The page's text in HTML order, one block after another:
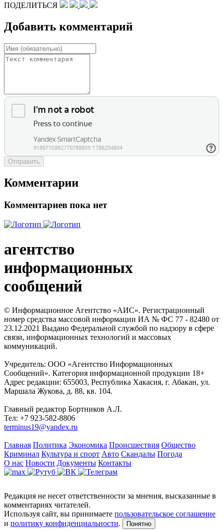
ПОДЕЛИТЬСЯ
Добавить комментарий
Отправить
Комментарии
Комментариев пока нет
агентство
информационных
сообщений
© Информационное Агентство «АИС». Регистрационный
номер средства массовой информации ИА № ФС 77 - 82480 от
23.12.2021 Выдано Федеральной службой по надзору в сфере
связи, информационных технологий и массовых
коммуникаций.
Учредитель: ООО «Агентство Информационных
Сообщений». Категория информационной продукции 18+
Адрес редакции: 655003, Республика Хакасия, г. Абакан, ул.
Маршала Жукова, д. 88, кв. 104.
Главный редактор Бортников А.Л.
Тел: +7 923-582-8806
terminus19@yandex.ru
Главная Политика Экономика Происшествия Общество
Криминал Культура и спорт Авто Скандалы Погода
О нас Новости Документы Контакты
Редакция не несет ответственности за мнения, высказанные в
комментариях читателей.
Используя сайт, вы принимаете пользовательское соглашение
и политику конфиденциальности. Понятно